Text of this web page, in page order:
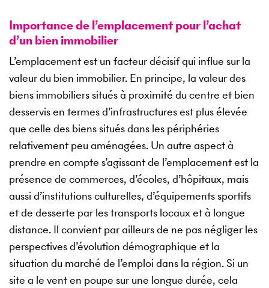
Importance de l’emplacement pour l’achat
d’un bien immobilier
L’emplacement est un facteur décisif qui influe sur la
valeur du bien immobilier. En principe, la valeur des
biens immobiliers situés à proximité du centre et bien
desservis en termes d’infrastructures est plus élevée
que celle des biens situés dans les périphéries
relativement peu aménagées. Un autre aspect à
prendre en compte s’agissant de l’emplacement est la
présence de commerces, d’écoles, d’hôpitaux, mais
aussi d’institutions culturelles, d’équipements sportifs
et de desserte par les transports locaux et à longue
distance. Il convient par ailleurs de ne pas négliger les
perspectives d’évolution démographique et la
situation du marché de l’emploi dans la région. Si un
site a le vent en poupe sur une longue durée, cela